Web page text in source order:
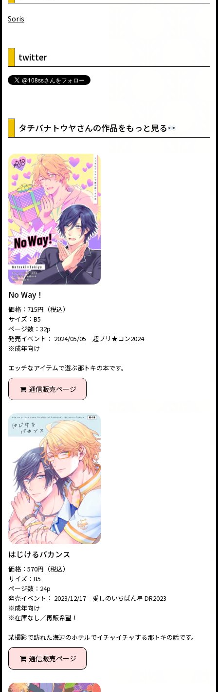
Soris
twitter
タチバナトウヤさんの作品をもっと見る
No Way！
価格：715円（税込）
サイズ：B5
ページ数：32p
発売イベント： 2024/05/05 超プリ★コン2024
※成年向け
エッチなアイテムで遊ぶ那トキの本です。
通信販売ページ
はじけるバカンス
価格：570円（税込）
サイズ：B5
ページ数：24p
発売イベント： 2023/12/17 愛しのいちばん星 DR2023
※成年向け
※在庫なし／再販希望！
某撮影で訪れた海辺のホテルでイチャイチャする那トキの話です。
通信販売ページ